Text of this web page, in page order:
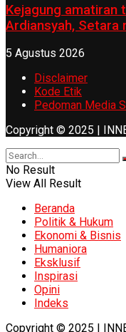
Kejagung amatiran
Ardiansyah, Setara
5 Agustus 2026
Disclaimer
Kode Etik
Pedoman Media
Copyright © 2025 |
No Result
View All Result
Beranda
Politik & Hukum
Ekonomi & Bisnis
Humaniora
Eksklusif
Inspirasi
Opini
Indeks
Copyright © 2025 |